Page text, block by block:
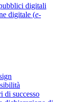
digitali
digitale (e-
di successo